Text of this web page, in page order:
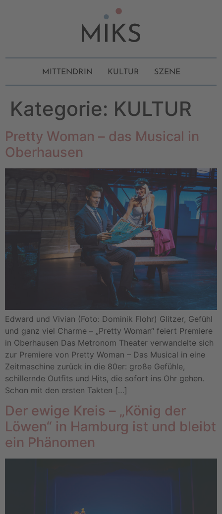
MITTENDRIN KULTUR SZENE
Kategorie: KULTUR
Pretty Woman – das Musical in
Oberhausen
Edward und Vivian (Foto: Dominik Flohr) Glitzer, Gefühl
und ganz viel Charme – „Pretty Woman“ feiert Premiere
in Oberhausen Das Metronom Theater verwandelte sich
zur Premiere von Pretty Woman – Das Musical in eine
Zeitmaschine zurück in die 80er: große Gefühle,
schillernde Outfits und Hits, die sofort ins Ohr gehen.
Schon mit den ersten Takten […]
Der ewige Kreis – „König der
Löwen“ in Hamburg ist und bleibt
ein Phänomen